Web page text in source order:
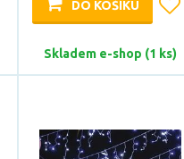
DO KOŠÍKU
Skladem e-shop (1 ks)